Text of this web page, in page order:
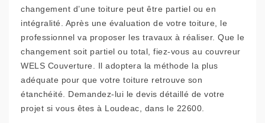
changement d’une toiture peut être partiel ou en
intégralité. Après une évaluation de votre toiture, le
professionnel va proposer les travaux à réaliser. Que le
changement soit partiel ou total, fiez-vous au couvreur
WELS Couverture. Il adoptera la méthode la plus
adéquate pour que votre toiture retrouve son
étanchéité. Demandez-lui le devis détaillé de votre
projet si vous êtes à Loudeac, dans le 22600.